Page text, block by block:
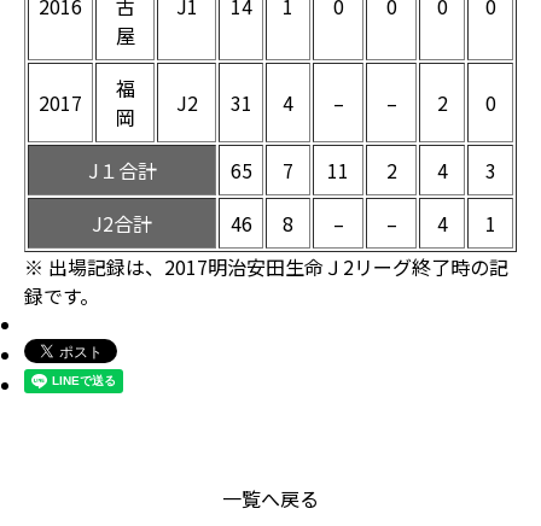
2016
古
屋
J1 14 1 0 0 0 0
2017
福
岡
J2 31 4 – – 2 0
J１合計 65 7 11 2 4
3
J2合計
46 8 – – 4
1
※ 出場記録は、2017明治安田生命Ｊ2リーグ終了時の記
録です。
一覧へ戻る